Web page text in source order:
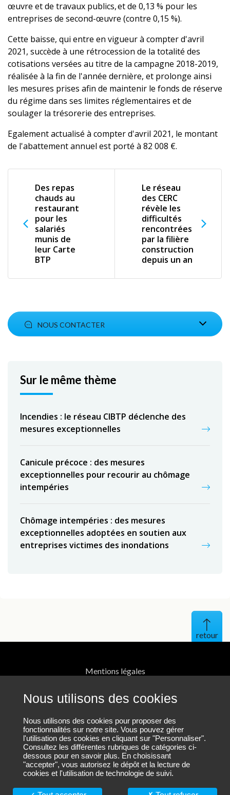
Nous utilisons des cookies
Nous utilisons des cookies pour proposer des
fonctionnalités sur notre site. Vous pouvez gérer
l'utilisation des cookies en cliquant sur "Personnaliser".
Consultez les différentes rubriques de catégories ci-
dessous pour en savoir plus. En choisissant
"accepter", vous autorisez le dépôt et la lecture de
cookies et l'utilisation de technologie de suivi.
œuvre et de travaux publics, et de 0,13 % pour les
entreprises de second-œuvre (contre 0,15 %).
Cette baisse, qui entre en vigueur à compter d'avril
2021, succède à une rétrocession de la totalité des
cotisations versées au titre de la campagne 2018-2019,
réalisée à la fin de l'année dernière, et prolonge ainsi
les mesures prises afin de maintenir le fonds de réserve
du régime dans ses limites réglementaires et de
soulager la trésorerie des entreprises.
Egalement actualisé à compter d'avril 2021, le montant
de l'abattement annuel est porté à 82 008 €.
Des repas
chauds au
restaurant
pour les
salariés
munis de
leur Carte
BTP
Le réseau
des CERC
révèle les
difficultés
rencontrées
par la filière
construction
depuis un an
NOUS CONTACTER
Sur le même thème
Incendies : le réseau CIBTP déclenche des
mesures exceptionnelles
Canicule précoce : des mesures
exceptionnelles pour recourir au chômage
intempéries
Chômage intempéries : des mesures
exceptionnelles adoptées en soutien aux
entreprises victimes des inondations
Haut
Mentions légales
Contact
Plan du site
Nous suivre sur LinkedIn